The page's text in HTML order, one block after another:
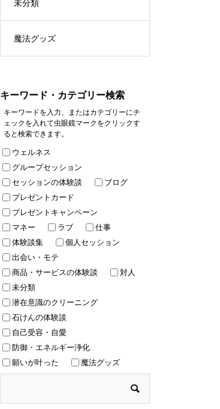
未分類
魔法グッズ
キーワード・カテゴリー検索
キーワードを入力、またはカテゴリーにチ
ェックを入れて虫眼鏡マークをクリックす
ると検索できます。
ウェルネス
グループセッション
セッションの体験談
ブログ
プレゼントカード
プレゼントキャンペーン
マネー
ラブ
仕事
体験談集
個人セッション
出会い・モテ
商品・サービスの体験談
対人
未分類
潜在意識のクリーニング
石けんの体験談
自己受容・自愛
防御・エネルギー浄化
願いが叶った
魔法グッズ